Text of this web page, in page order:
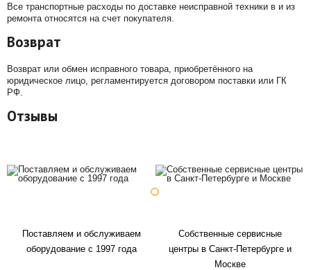
Все транспортные расходы по доставке неисправной техники в и из
ремонта относятся на счет покупателя.
Возврат
Возврат или обмен исправного товара, приобретённого на
юридическое лицо, регламентируется договором поставки или ГК
РФ.
Отзывы
Поставляем и обслуживаем
оборудование с 1997 года
Собственные сервисные
центры в Санкт-Петербурге и
Москве